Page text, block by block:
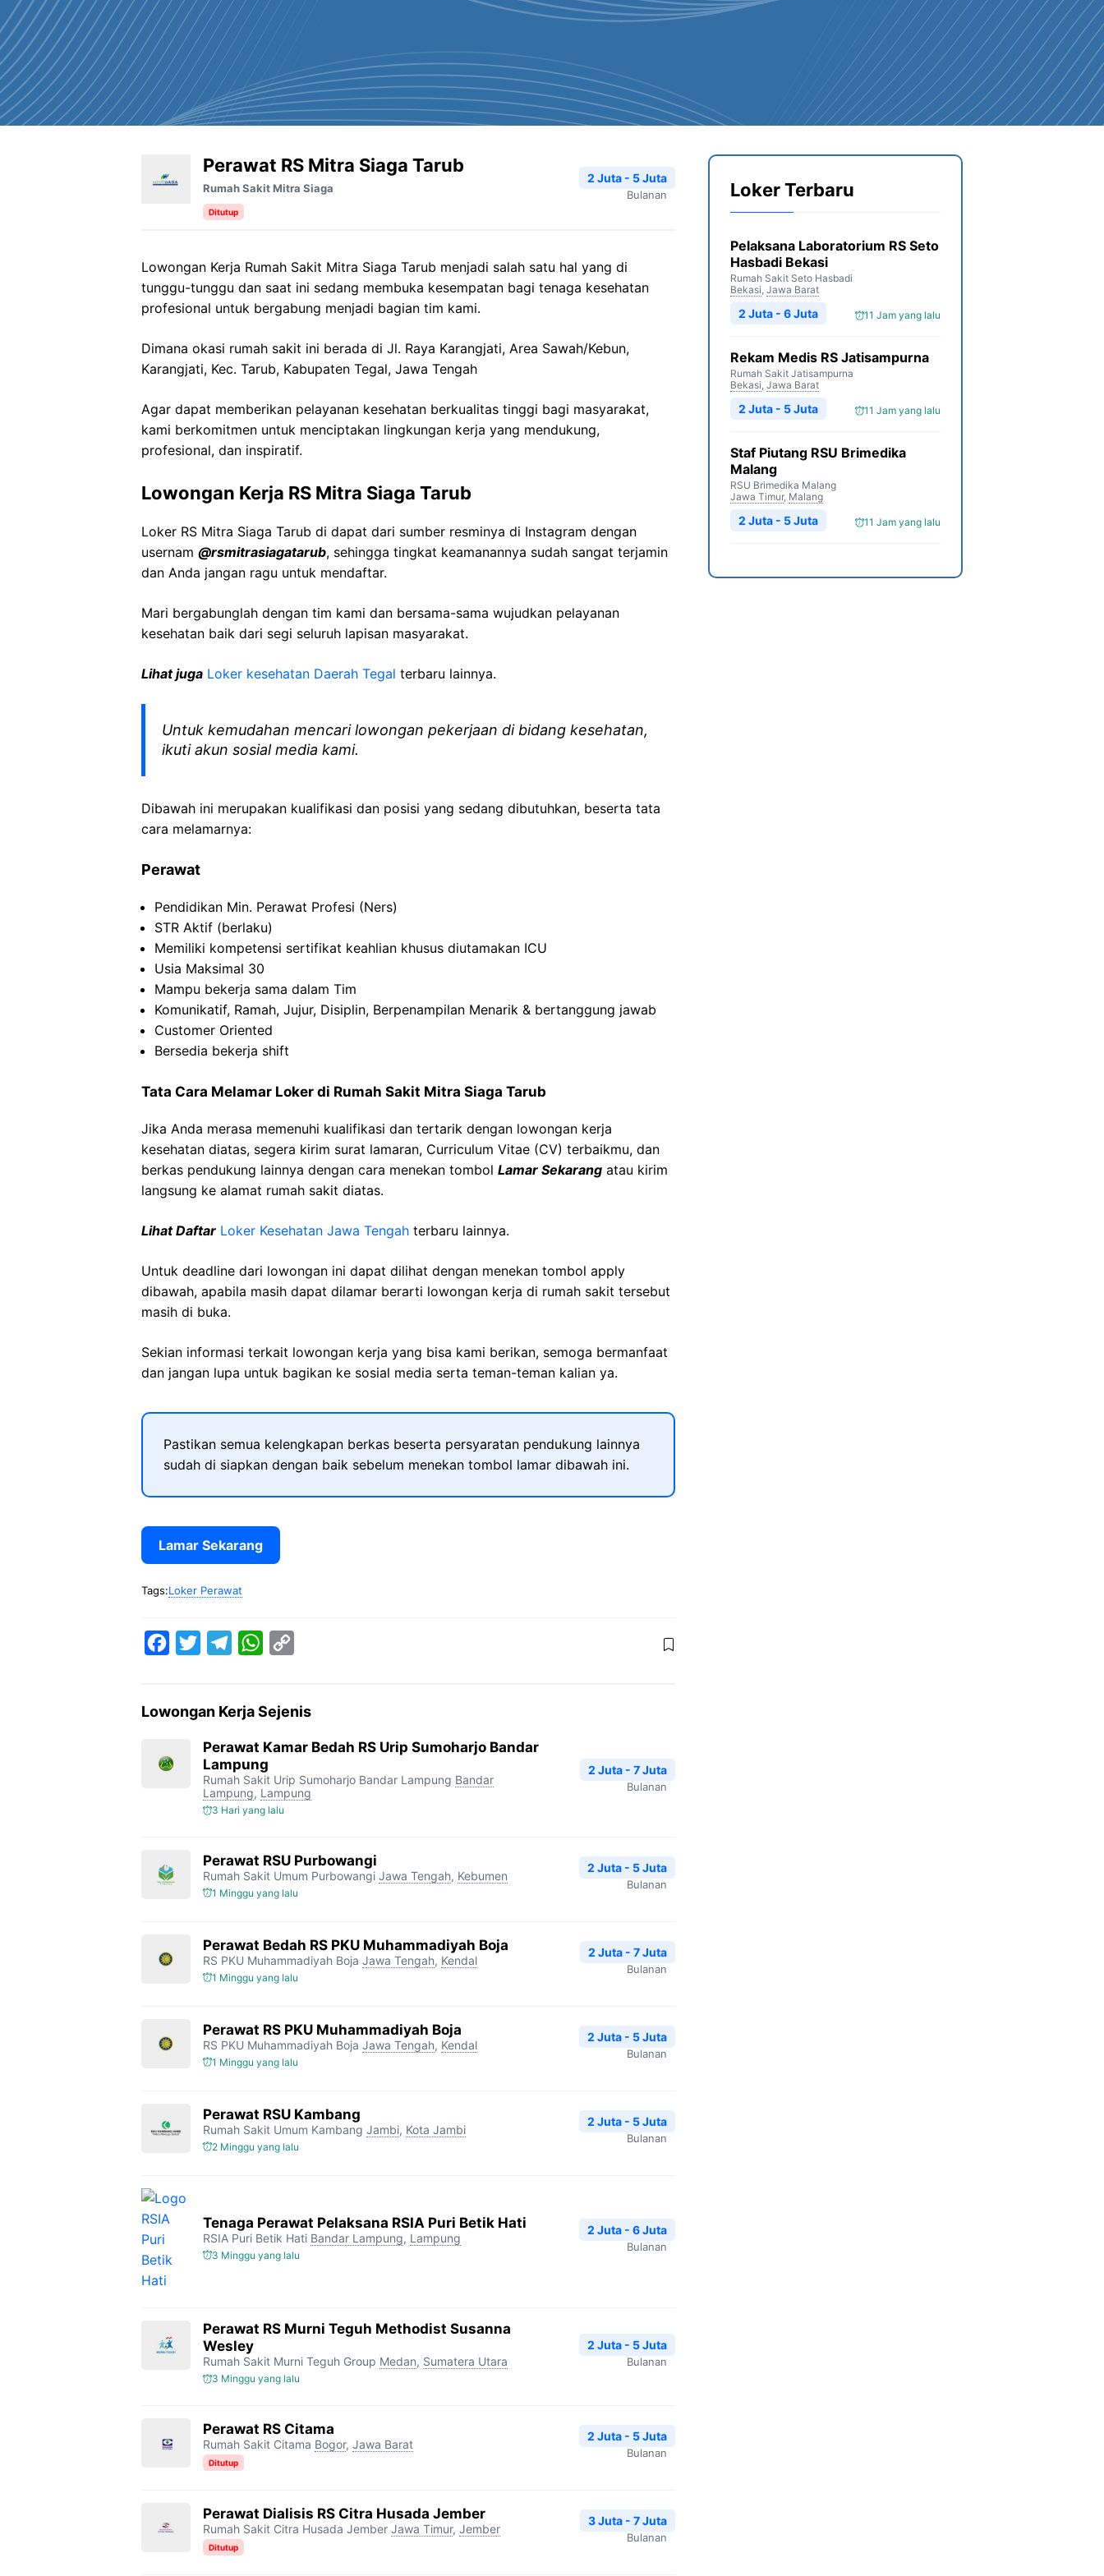
Perawat RS Mitra Siaga Tarub
Rumah Sakit Mitra Siaga
Ditutup
2 Juta - 5 Juta
Bulanan
Lowongan Kerja Rumah Sakit Mitra Siaga Tarub menjadi salah satu hal yang di
tunggu-tunggu dan saat ini sedang membuka kesempatan bagi tenaga kesehatan
profesional untuk bergabung menjadi bagian tim kami.
Dimana okasi rumah sakit ini berada di Jl. Raya Karangjati, Area Sawah/Kebun,
Karangjati, Kec. Tarub, Kabupaten Tegal, Jawa Tengah
Agar dapat memberikan pelayanan kesehatan berkualitas tinggi bagi masyarakat,
kami berkomitmen untuk menciptakan lingkungan kerja yang mendukung,
profesional, dan inspiratif.
Lowongan Kerja RS Mitra Siaga Tarub
Loker RS Mitra Siaga Tarub di dapat dari sumber resminya di Instagram dengan
usernam @rsmitrasiagatarub, sehingga tingkat keamanannya sudah sangat terjamin
dan Anda jangan ragu untuk mendaftar.
Mari bergabunglah dengan tim kami dan bersama-sama wujudkan pelayanan
kesehatan baik dari segi seluruh lapisan masyarakat.
Lihat juga Loker kesehatan Daerah Tegal terbaru lainnya.
Untuk kemudahan mencari lowongan pekerjaan di bidang kesehatan,
ikuti akun sosial media kami.
Dibawah ini merupakan kualifikasi dan posisi yang sedang dibutuhkan, beserta tata
cara melamarnya:
Perawat
Pendidikan Min. Perawat Profesi (Ners)
STR Aktif (berlaku)
Memiliki kompetensi sertifikat keahlian khusus diutamakan ICU
Usia Maksimal 30
Mampu bekerja sama dalam Tim
Komunikatif, Ramah, Jujur, Disiplin, Berpenampilan Menarik & bertanggung jawab
Customer Oriented
Bersedia bekerja shift
Tata Cara Melamar Loker di Rumah Sakit Mitra Siaga Tarub
Jika Anda merasa memenuhi kualifikasi dan tertarik dengan lowongan kerja
kesehatan diatas, segera kirim surat lamaran, Curriculum Vitae (CV) terbaikmu, dan
berkas pendukung lainnya dengan cara menekan tombol Lamar Sekarang atau kirim
langsung ke alamat rumah sakit diatas.
Lihat Daftar Loker Kesehatan Jawa Tengah terbaru lainnya.
Untuk deadline dari lowongan ini dapat dilihat dengan menekan tombol apply
dibawah, apabila masih dapat dilamar berarti lowongan kerja di rumah sakit tersebut
masih di buka.
Sekian informasi terkait lowongan kerja yang bisa kami berikan, semoga bermanfaat
dan jangan lupa untuk bagikan ke sosial media serta teman-teman kalian ya.
Pastikan semua kelengkapan berkas beserta persyaratan pendukung lainnya
sudah di siapkan dengan baik sebelum menekan tombol lamar dibawah ini.
Lamar Sekarang
Tags:Loker Perawat
e
o
t
t
e
r
e
g
r
a
m
W
t
s
A
p
p
y
L
n
Lowongan Kerja Sejenis
Perawat Kamar Bedah RS Urip Sumoharjo Bandar
Lampung
Rumah Sakit Urip Sumoharjo Bandar Lampung Bandar
Lampung, Lampung
3 Hari yang lalu
2 Juta - 7 Juta
Bulanan
Perawat RSU Purbowangi
Rumah Sakit Umum Purbowangi Jawa Tengah, Kebumen
1 Minggu yang lalu
2 Juta - 5 Juta
Bulanan
Perawat Bedah RS PKU Muhammadiyah Boja
RS PKU Muhammadiyah Boja Jawa Tengah, Kendal
1 Minggu yang lalu
2 Juta - 7 Juta
Bulanan
Perawat RS PKU Muhammadiyah Boja
RS PKU Muhammadiyah Boja Jawa Tengah, Kendal
1 Minggu yang lalu
2 Juta - 5 Juta
Bulanan
Perawat RSU Kambang
Rumah Sakit Umum Kambang Jambi, Kota Jambi
2 Minggu yang lalu
2 Juta - 5 Juta
Bulanan
Tenaga Perawat Pelaksana RSIA Puri Betik Hati
RSIA Puri Betik Hati Bandar Lampung, Lampung
3 Minggu yang lalu
2 Juta - 6 Juta
Bulanan
Perawat RS Murni Teguh Methodist Susanna
Wesley
Rumah Sakit Murni Teguh Group Medan, Sumatera Utara
3 Minggu yang lalu
2 Juta - 5 Juta
Bulanan
Perawat RS Citama
Rumah Sakit Citama Bogor, Jawa Barat
Ditutup
2 Juta - 5 Juta
Bulanan
Perawat Dialisis RS Citra Husada Jember
Rumah Sakit Citra Husada Jember Jawa Timur, Jember
Ditutup
3 Juta - 7 Juta
Bulanan
Loker Terbaru
Pelaksana Laboratorium RS Seto
Hasbadi Bekasi
Rumah Sakit Seto Hasbadi
Bekasi, Jawa Barat
11 Jam yang lalu
2 Juta - 6 Juta
Rekam Medis RS Jatisampurna
Rumah Sakit Jatisampurna
Bekasi, Jawa Barat
11 Jam yang lalu
2 Juta - 5 Juta
Staf Piutang RSU Brimedika
Malang
RSU Brimedika Malang
Jawa Timur, Malang
11 Jam yang lalu
2 Juta - 5 Juta